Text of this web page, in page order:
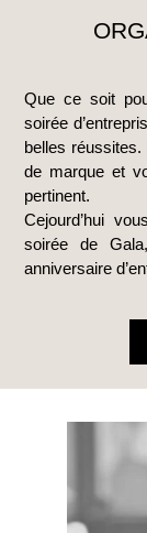
Que ce soit
soirée
belles réussites.
de marque et
pertinent.
Cejourd’hui
soirée de
anniversaire